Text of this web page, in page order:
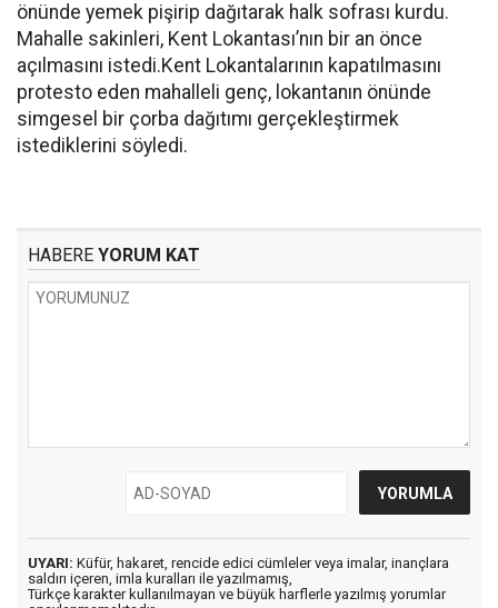
önünde yemek pişirip dağıtarak halk sofrası kurdu.
Mahalle sakinleri, Kent Lokantası’nın bir an önce
açılmasını istedi.Kent Lokantalarının kapatılmasını
protesto eden mahalleli genç, lokantanın önünde
simgesel bir çorba dağıtımı gerçekleştirmek
istediklerini söyledi.
HABERE YORUM KAT
UYARI: Küfür, hakaret, rencide edici cümleler veya imalar, inançlara
saldırı içeren, imla kuralları ile yazılmamış,
Türkçe karakter kullanılmayan ve büyük harflerle yazılmış yorumlar